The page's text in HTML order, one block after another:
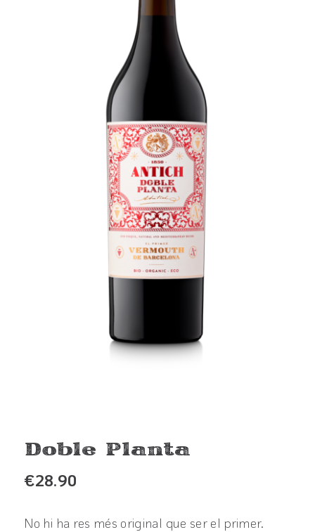
Español
Doble Planta
€28.90
No hi ha res més original que ser el primer.